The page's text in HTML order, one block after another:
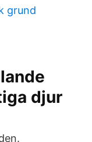
grund
djur